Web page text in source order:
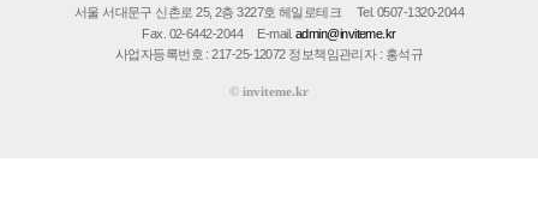
서울 서대문구 신촌로 25, 2층 3227호 헤일로테크
Tel. 0507-1320-2044
Fax. 02-6442-2044
E-mail.admin@inviteme.kr
사업자등록번호 : 217-25-12072 정보책임관리자 : 홍석규
© inviteme.kr